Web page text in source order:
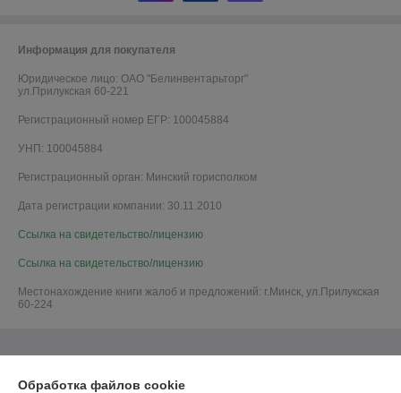
Информация для покупателя
Юридическое лицо: ОАО "Белинвентарьторг"
ул.Прилукская 60-221
Регистрационный номер ЕГР: 100045884
УНП: 100045884
Регистрационный орган: Минский горисполком
Дата регистрации компании: 30.11.2010
Ссылка на свидетельство/лицензию
Ссылка на свидетельство/лицензию
Местонахождение книги жалоб и предложений: г.Минск, ул.Прилукская
60-224
Обработка файлов cookie